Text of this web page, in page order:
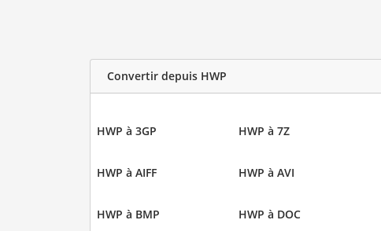
Convertir depuis HWP
HWP à 3GP HWP à 7Z
HWP à AIFF HWP à AVI
HWP à BMP HWP à DOC